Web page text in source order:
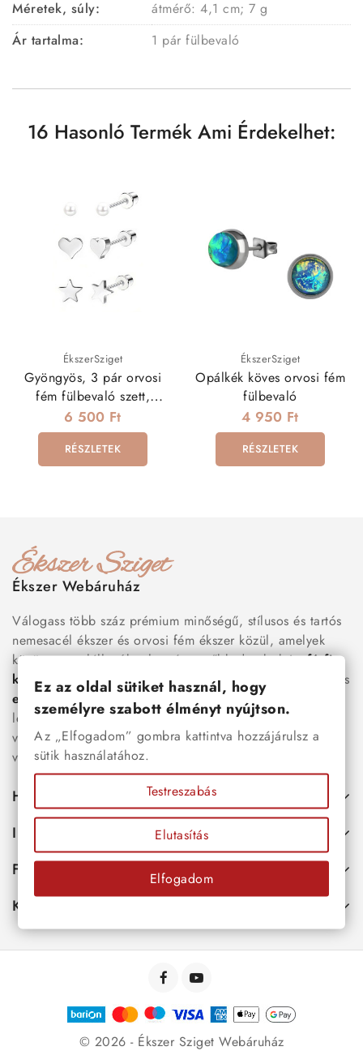
Méretek, súly:
átmérő: 4,1 cm; 7 g
Ár tartalma:
1 pár fülbevaló
16 Hasonló Termék Ami Érdekelhet:
ÉkszerSziget
Gyöngyös, 3 pár orvosi
fém fülbevaló szett,
csavaros zárral
6 500 Ft
RÉSZLETEK
ÉkszerSziget
Opálkék köves orvosi fém
fülbevaló
4 950 Ft
RÉSZLETEK
Ékszer Webáruház
Válogass több száz prémium minőségű, stílusos és tartós
nemesacél ékszer és orvosi fém ékszer közül, amelyek
között megtalálhatók a legnépszerűbb darabok is:férfi
karkötők
, női nyakláncok , karikagyűrűk
és
esküvői kiegészítőkegyaránt. Webáruházunkban a
legújabb trendeket követő, mégis időtálló ékszerek közül
választhatsz – legyen szó ajándékról, mindennapi
viseletről vagy különleges alkalmakról.
Hasznos
Információk
Fiókod
Kapcsolat
© 2026 - Ékszer Sziget Webáruház
Ez az oldal sütiket használ, hogy
személyre szabott élményt nyújtson.
Az „Elfogadom” gombra kattintva hozzájárulsz a
sütik használatához.
Testreszabás
Elutasítás
Elfogadom